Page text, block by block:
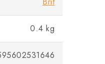
0.4 kg